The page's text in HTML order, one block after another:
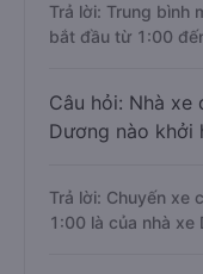
Trả lời: Trung bình
bắt đầu từ 1:00
Câu hỏi: Nhà xe
Dương nào khởi
Trả lời: Chuyến xe
1:00 là của nhà xe